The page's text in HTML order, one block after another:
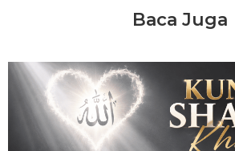
Baca Juga